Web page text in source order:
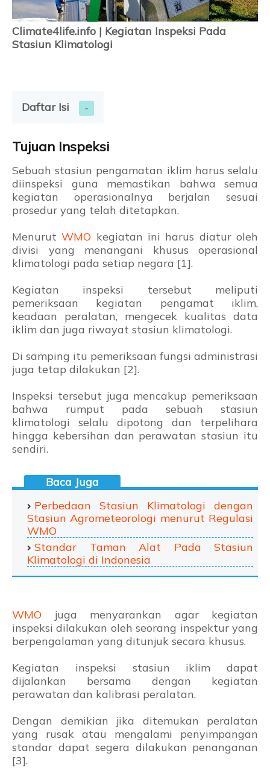
Climate4life.info | Kegiatan Inspeksi Pada
Stasiun Klimatologi
Daftar Isi
Tujuan Inspeksi
Sebuah stasiun pengamatan iklim harus selalu
diinspeksi guna memastikan bahwa semua
kegiatan operasionalnya berjalan sesuai
prosedur yang telah ditetapkan.
MenurutWMO kegiatan ini harus diatur oleh
divisi yang menangani khusus operasional
klimatologi pada setiap negara [1].
Kegiatan inspeksi tersebut meliputi
pemeriksaan kegiatan pengamat iklim,
keadaan peralatan, mengecek kualitas data
iklim dan juga riwayat stasiun klimatologi.
Di samping itu pemeriksaan fungsi administrasi
juga tetap dilakukan [2].
Inspeksi tersebut juga mencakup pemeriksaan
bahwa rumput pada sebuah stasiun
klimatologi selalu dipotong dan terpelihara
hingga kebersihan dan perawatan stasiun itu
sendiri.
Perbedaan Stasiun Klimatologi dengan
Stasiun Agrometeorologi menurut Regulasi
WMO
Standar Taman Alat Pada Stasiun
Klimatologi di Indonesia
WMO juga menyarankan agar kegiatan
inspeksi dilakukan oleh seorang inspektur yang
berpengalaman yang ditunjuk secara khusus.
Kegiatan inspeksi stasiun iklim dapat
dijalankan bersama dengan kegiatan
perawatan dan kalibrasi peralatan.
Dengan demikian jika ditemukan peralatan
yang rusak atau mengalami penyimpangan
standar dapat segera dilakukan penanganan
[3].